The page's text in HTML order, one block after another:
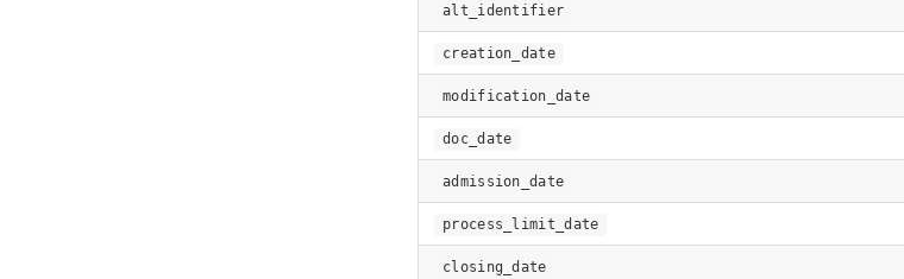
alt_identifier
creation_date
modification_date
doc_date
admission_date
process_limit_date
closing_date